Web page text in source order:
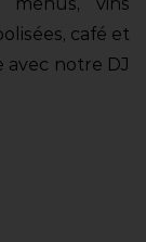
menus, vins
café et
avec notre DJ